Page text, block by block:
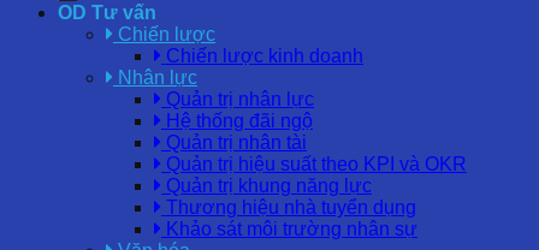
OD Tư vấn
Chiến lược
Chiến lược kinh doanh
Nhân lực
Quản trị nhân lực
Hệ thống đãi ngộ
Quản trị nhân tài
Quản trị hiệu suất theo KPI và OKR
Quản trị khung năng lực
Thương hiệu nhà tuyển dụng
Khảo sát môi trường nhân sự